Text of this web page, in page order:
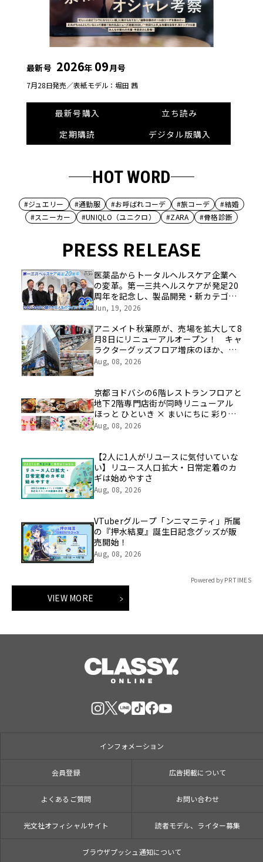
最新号 2026年 09月号
7月28日発売／表紙モデル：堀田 茜
最新号購入
立ち読み
定期購読
デジタル版購入
HOT WORD
#ジュエリー #通勤服 #お呼ばれコーデ #旅コーデ
#結婚
#スニーカー
#UNIQLO（ユニクロ） #ZARA #骨格診断
PRESS RELEASE
医薬品からトータルヘルスケア企業へ
の変革。第一三共ヘルスケアが発足20
周年を記念し、製品開発・新カテゴリ
挑戦の舞台や旧社統合時のエピソード
像を公開！
Jun, 19, 2026
アニメイト秋葉原が、売場を拡大して8
月8日にリニューアルオープン！ キャ
ラクターグッズフロア増床のほか、新
たにカプセルトイ特化フロアや期間限
Aug, 08, 2026
京都ヨドバシの6階レストランフロアと
地下2階専門店街が同時リニューアル
ほっと ひといき × まいにちに 彩りと
豊かさと
Aug, 08, 2026
【2人に1人がリユースに気付いていな
い】リユース人口拡大・日常定着のカ
ギは始めやすさ
Aug, 08, 2026
VTuberグループ「ンニマニティ」所属
の『押水結夏』誕生日記念グッズが販
売開始！
Aug, 08, 2026
Powered by PR TIMES
VIEW MORE
インフォメーション
会員登録 広告掲載について
よくあるご質問 お問い合わせ
光文社オフィシャルサイト 読者モデル、ライター募集
ブラウザプッシュ通知について